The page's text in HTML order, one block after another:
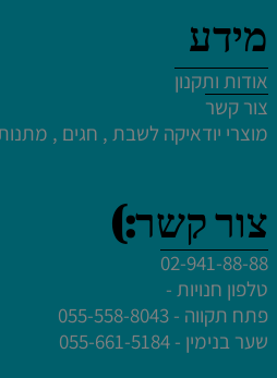
מידע
אודות ותקנון
צור קשר
מוצרי יודאיקה לשבת , חגים ,
צור קשר:)
02-941-88-88
טלפון חנויות -
פתח תקווה - 055-558-8043
שער בנימין - 055-661-5184
לחץ פעמיים לעריכת הטקסט
לחץ פעמיים לעריכת הטקסט
לחץ פעמיים לעריכת הטקסט
לחץ פעמיים לעריכת הטקסט